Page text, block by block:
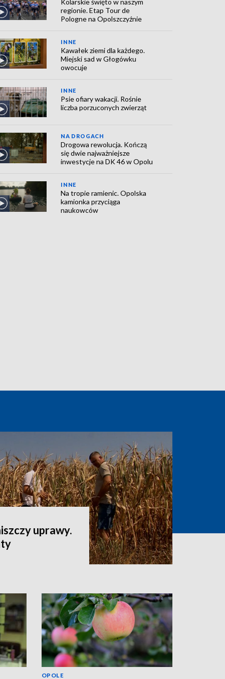
regionie. Etap Tour de
Pologne na Opolszczyźnie
INNE
Kawałek ziemi dla każdego.
Miejski sad w Głogówku
owocuje
INNE
Psie ofiary wakacji. Rośnie
liczba porzuconych zwierząt
NA DROGACH
Drogowa rewolucja. Kończą
się dwie najważniejsze
inwestycje na DK 46 w Opolu
INNE
Na tropie ramienic. Opolska
kamionka przyciąga
naukowców
uprawy.
OPOLE